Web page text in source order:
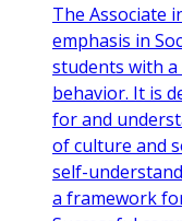
The Associate
emphasis in
students with
behavior. It is
for and
of culture and
self-
a framework